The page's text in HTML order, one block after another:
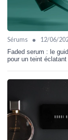
Sérums • 12/06/
Faded serum : le
pour un teint éclatant